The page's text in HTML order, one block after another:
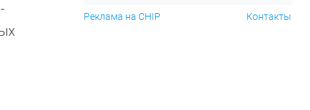
Реклама на CHIP Контакты